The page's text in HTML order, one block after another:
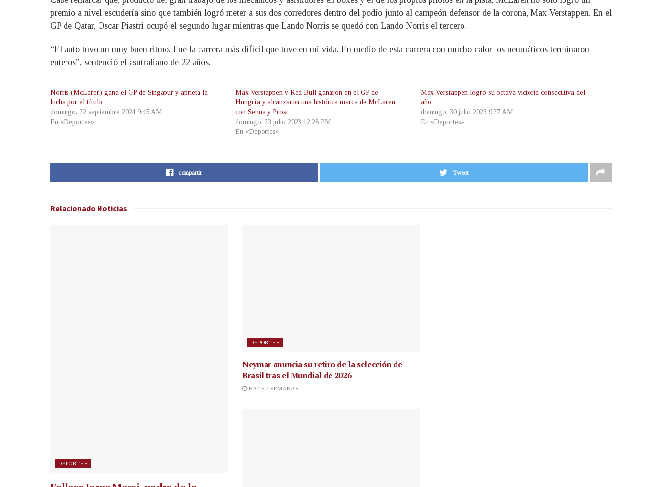
premio a nivel escudería sino que también logró meter a sus dos corredores dentro del podio junto al campeón defensor de la corona, Max Verstappen. En el
GP de Qatar, Oscar Piastri ocupó el segundo lugar mientras que Lando Norris se quedó con Lando Norris el tercero.
“El auto tuvo un muy buen ritmo. Fue la carrera más difícil que tuve en mi vida. En medio de esta carrera con mucho calor los neumáticos terminaron
enteros”, sentenció el asutraliano de 22 años.
Norris (McLaren) gana el GP de Singapur y aprieta la
lucha por el título
domingo, 22 septiembre 2024 9:45 AM
En «Deportes»
Max Verstappen y Red Bull ganaron en el GP de
Hungría y alcanzaron una histórica marca de McLaren
con Senna y Prost
domingo, 23 julio 2023 12:28 PM
En «Deportes»
Max Verstappen logró su octava victoria consecutiva del
año
domingo, 30 julio 2023 9:37 AM
En «Deportes»
compartir Tweet
Relacionado Noticias
DEPORTES
DEPORTES
Neymar anuncia su retiro de la selección de
Brasil tras el Mundial de 2026
HACE 2 SEMANAS